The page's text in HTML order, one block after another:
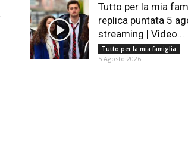
Tutto per la mia
replica puntata 5
streaming | Video...
Tutto per la mia famiglia
5 Agosto 2026